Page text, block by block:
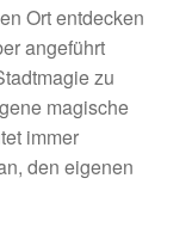
Ort entdecken
angeführt
zu
magische
immer
den eigenen